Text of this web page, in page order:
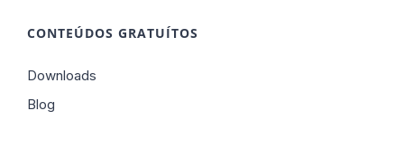
CONTEÚDOS GRATUÍTOS
Downloads
Blog